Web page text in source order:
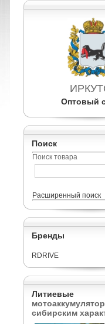
АКБ
RDrive OEM ДЕТАЛИ
Оптовый
Поиск
Поиск товара
Расширенный поиск
Бренды
RDRIVE
Литиевые
сибирским